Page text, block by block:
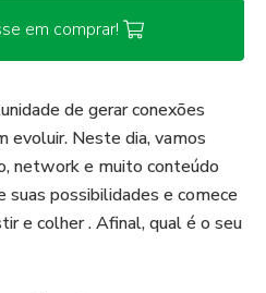
em comprar!
de gerar conexões
evoluir. Neste dia, vamos
network e muito conteúdo
suas possibilidades e comece
e colher . Afinal, qual é o seu